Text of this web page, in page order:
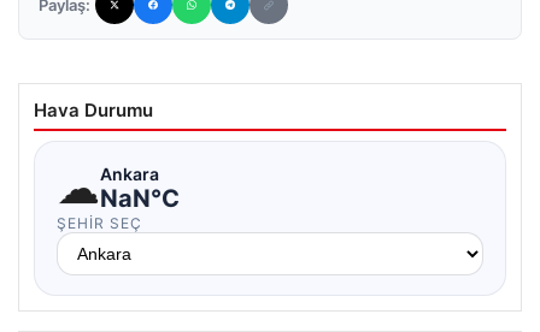
Paylaş:
Hava Durumu
☁Ankara
NaN°C
ŞEHIR SEÇ